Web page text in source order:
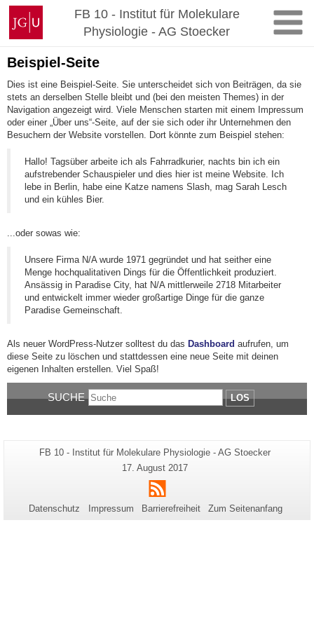
Zum
Inhalt
springen
Johannes
Gutenberg-
Universität
Mainz
FB 10 - Institut für Molekulare
Physiologie - AG Stoecker
Beispiel-Seite
Dies ist eine Beispiel-Seite. Sie unterscheidet sich von Beiträgen, da sie
stets an derselben Stelle bleibt und (bei den meisten Themes) in der
Navigation angezeigt wird. Viele Menschen starten mit einem Impressum
oder einer „Über uns“-Seite, auf der sie sich oder ihr Unternehmen den
Besuchern der Website vorstellen. Dort könnte zum Beispiel stehen:
Hallo! Tagsüber arbeite ich als Fahrradkurier, nachts bin ich ein
aufstrebender Schauspieler und dies hier ist meine Website. Ich
lebe in Berlin, habe eine Katze namens Slash, mag Sarah Lesch
und ein kühles Bier.
...oder sowas wie:
Unsere Firma N/A wurde 1971 gegründet und hat seither eine
Menge hochqualitativen Dings für die Öffentlichkeit produziert.
Ansässig in Paradise City, hat N/A mittlerweile 2718 Mitarbeiter
und entwickelt immer wieder großartige Dinge für die ganze
Paradise Gemeinschaft.
Als neuer WordPress-Nutzer solltest du das Dashboard aufrufen, um
diese Seite zu löschen und stattdessen eine neue Seite mit deinen
eigenen Inhalten erstellen. Viel Spaß!
SUCHE LOS
Zusätzliche
Informationen
zu
dieser
Seite
Seiten-
FB 10 - Institut für Molekulare Physiologie - AG Stoecker
Letzte
Aktualisierung:
17. August 2017
RSS
Datenschutz Impressum Barrierefreiheit Zum Seitenanfang